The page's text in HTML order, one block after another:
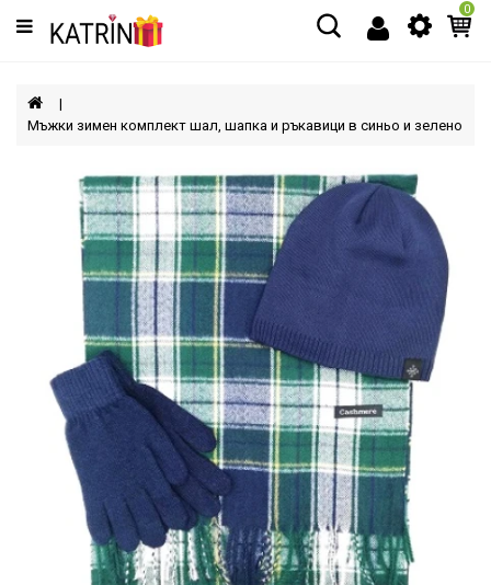
Категории
МЪЖЕ
АКСЕСОАРИ
0
Мъжки зимен комплект шал, шапка и ръкавици в синьо и зелено